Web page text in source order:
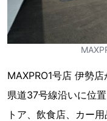
MAXPRO1号店 伊勢
県道37号線沿いに位
トア、飲食店、カー